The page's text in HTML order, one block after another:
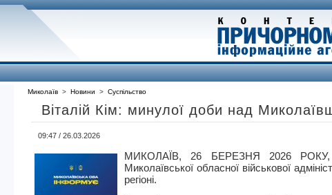
Миколаїв > Новини > Суспільство
Віталій Кім: минулої доби над
09:47 / 26.03.2026
МИКОЛАЇВ, 26 БЕРЕЗНЯ 2026
Миколаївської обласної військової
регіоні.